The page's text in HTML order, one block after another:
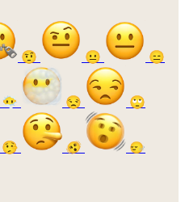
🤨 😐 😑
😶‍🌫️ 😒 🙄
🤥 🫨 🙂‍↔️